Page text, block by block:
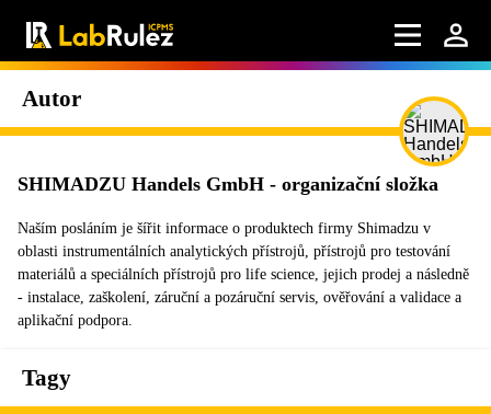
Autor
SHIMADZU Handels GmbH - organizační složka
Naším posláním je šířit informace o produktech firmy Shimadzu v
oblasti instrumentálních analytických přístrojů, přístrojů pro testování
materiálů a speciálních přístrojů pro life science, jejich prodej a následně
- instalace, zaškolení, záruční a pozáruční servis, ověřování a validace a
aplikační podpora.
Tagy